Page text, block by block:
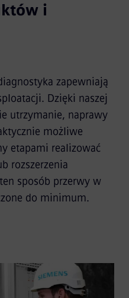
i
zapewniają
Dzięki naszej
utrzymanie, naprawy
możliwe
etapami realizować
rozszerzenia
sposób przerwy w
do minimum.